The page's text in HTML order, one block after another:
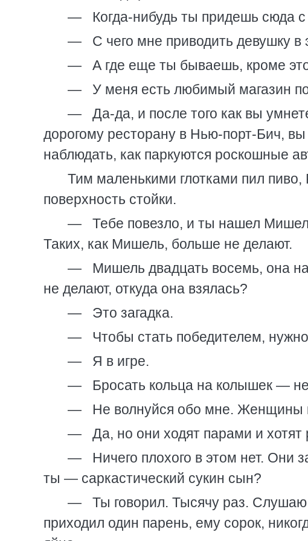
— Когда-нибудь ты придешь сюда с
— С чего мне приводить девушку в
— А где еще ты бываешь, кроме
— У меня есть любимый магазин
— Да-да, и после того как вы
дорогому ресторану в Нью-порт-Бич,
наблюдать, как паркуются роскошные
Тим маленькими глотками пил
поверхность стойки.
— Тебе повезло, и ты нашел
Таких, как Мишель, больше не делают.
— Мишель двадцать восемь, она на
не делают, откуда она взялась?
— Это загадка.
— Чтобы стать победителем, нужно
— Я в игре.
— Бросать кольца на колышек — не
— Не волнуйся обо мне. Женщины
— Да, но они ходят парами и хотят
— Ничего плохого в этом нет. Они
ты — саркастический сукин сын?
— Ты говорил. Тысячу раз. Слушаю
приходил один парень, ему сорок,